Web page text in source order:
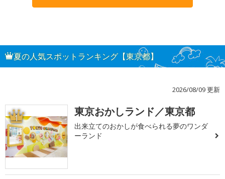
夏の人気スポットランキング【東京都】
2026/08/09 更新
1 東京おかしランド／東京都
出来立てのおかしが食べられる夢のワンダ
ーランド